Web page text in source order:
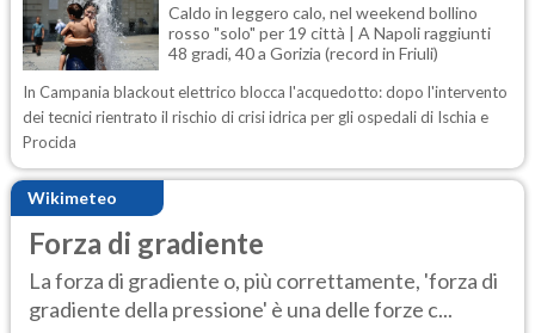
Caldo in leggero calo, nel weekend bollino
rosso "solo" per 19 città | A Napoli raggiunti
48 gradi, 40 a Gorizia (record in Friuli)
In Campania blackout elettrico blocca l'acquedotto: dopo l'intervento
dei tecnici rientrato il rischio di crisi idrica per gli ospedali di Ischia e
Procida
Wikimeteo
Forza di gradiente
La forza di gradiente o, più correttamente, 'forza di
gradiente della pressione' è una delle forze c...